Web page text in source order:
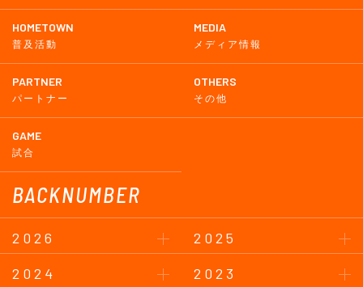
HOMETOWN
普及活動
MEDIA
メディア情報
PARTNER
パートナー
OTHERS
その他
GAME
試合
BACKNUMBER
2026
2025
2024
2023